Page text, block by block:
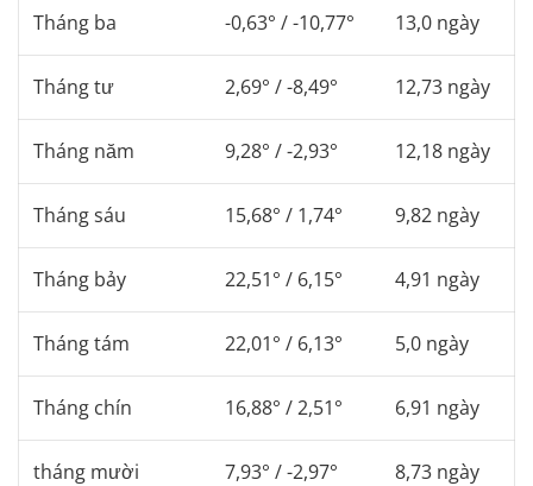
Tháng ba -0,63° / -10,77° 13,0 ngày
Tháng tư 2,69° / -8,49° 12,73 ngày
Tháng năm 9,28° / -2,93° 12,18 ngày
Tháng sáu 15,68° / 1,74° 9,82 ngày
Tháng bảy 22,51° / 6,15° 4,91 ngày
Tháng tám 22,01° / 6,13° 5,0 ngày
Tháng chín 16,88° / 2,51° 6,91 ngày
tháng mười 7,93° / -2,97° 8,73 ngày